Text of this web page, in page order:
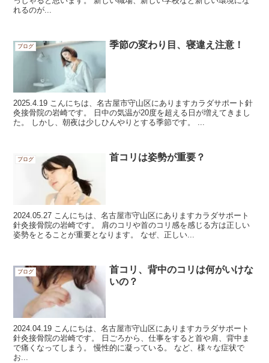
れるのが...
ブログ 季節の変わり目、寝違え注意！
2025.4.19 こんにちは、名古屋市守山区にありますカラダサポート針
灸接骨院の岩崎です。 日中の気温が20度を超える日が増えてきまし
た。 しかし、朝夜は少しひんやりとする季節です。 ...
ブログ 首コリは姿勢が重要？
2024.05.27 こんにちは、名古屋市守山区にありますカラダサポート
針灸接骨院の岩崎です。 肩のコリや首のコリ感を感じる方は正しい
姿勢をとることが重要となります。 なぜ、正しい...
ブログ
首コリ、背中のコリは何がいけな
いの？
2024.04.19 こんにちは、名古屋市守山区にありますカラダサポート
針灸接骨院の岩崎です。 日ごろから、仕事をすると首や肩、背中ま
で痛くなってしまう。 慢性的に凝っている。 など、様々な症状で
お...